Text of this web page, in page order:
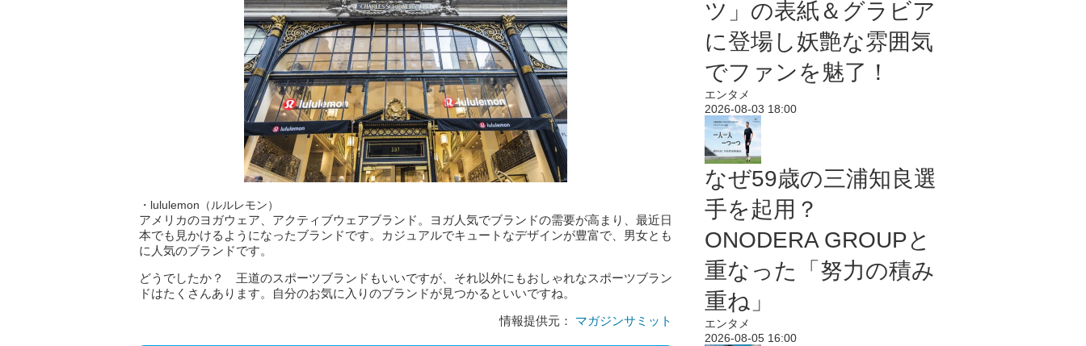
・lululemon（ルルレモン）
アメリカのヨガウェア、アクティブウェアブランド。ヨガ人気でブランドの需要が高まり、最近日
本でも見かけるようになったブランドです。カジュアルでキュートなデザインが豊富で、男女とも
に人気のブランドです。
どうでしたか？ 王道のスポーツブランドもいいですが、それ以外にもおしゃれなスポーツブラン
ドはたくさんあります。自分のお気に入りのブランドが見つかるといいですね。
情報提供元： マガジンサミット
ツ」の表紙＆グラビア
に登場し妖艶な雰囲気
でファンを魅了！
エンタメ
2026-08-03 18:00
なぜ59歳の三浦知良選
手を起用？
ONODERA GROUPと
重なった「努力の積み
重ね」
エンタメ
2026-08-05 16:00